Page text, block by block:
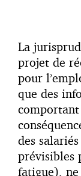
La
projet de
pour
que des
comportant
des
prévisibles
fatigue), ne